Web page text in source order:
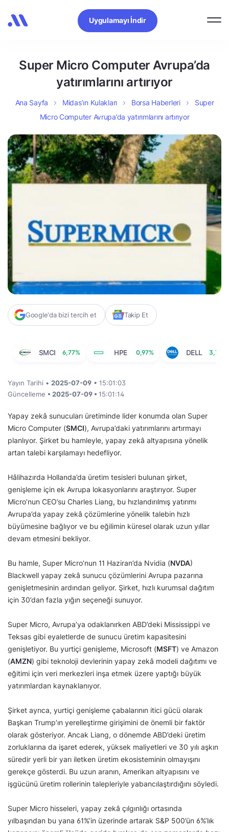
Uygulamayı İndir
Super Micro Computer Avrupa’da
yatırımlarını artırıyor
Ana Sayfa Midas’ın Kulakları Borsa Haberleri
Super
Micro Computer Avrupa’da yatırımlarını artırıyor
Google'da bizi tercih et Takip Et
SMCI 6,77% HPE 0,97% DELL 3,76%
Yayın Tarihi • 2025-07-09 • 15:01:03
Güncelleme • 2025-07-09 • 15:01:14
Yapay zekâ sunucuları üretiminde lider konumda olan Super
Micro Computer (SMCI), Avrupa’daki yatırımlarını artırmayı
planlıyor. Şirket bu hamleyle, yapay zekâ altyapısına yönelik
artan talebi karşılamayı hedefliyor.
Hâlihazırda Hollanda’da üretim tesisleri bulunan şirket,
genişleme için ek Avrupa lokasyonlarını araştırıyor. Super
Micro’nun CEO’su Charles Liang, bu hızlandırılmış yatırımı
Avrupa’da yapay zekâ çözümlerine yönelik talebin hızlı
büyümesine bağlıyor ve bu eğilimin küresel olarak uzun yıllar
devam etmesini bekliyor.
Bu hamle, Super Micro’nun 11 Haziran’da Nvidia (NVDA)
Blackwell yapay zekâ sunucu çözümlerini Avrupa pazarına
genişletmesinin ardından geliyor. Şirket, hızlı kurumsal dağıtım
için 30’dan fazla yığın seçeneği sunuyor.
Super Micro, Avrupa’ya odaklanırken ABD’deki Mississippi ve
Teksas gibi eyaletlerde de sunucu üretim kapasitesini
genişletiyor. Bu yurtiçi genişleme, Microsoft (MSFT) ve Amazon
(AMZN) gibi teknoloji devlerinin yapay zekâ modeli dağıtımı ve
eğitimi için veri merkezleri inşa etmek üzere yaptığı büyük
yatırımlardan kaynaklanıyor.
Şirket ayrıca, yurtiçi genişleme çabalarının itici gücü olarak
Başkan Trump’ın yerelleştirme girişimini de önemli bir faktör
olarak gösteriyor. Ancak Liang, o dönemde ABD’deki üretim
zorluklarına da işaret ederek, yüksek maliyetleri ve 30 yılı aşkın
süredir yerli bir yarı iletken üretim ekosisteminin olmayışını
gerekçe gösterdi. Bu uzun aranın, Amerikan altyapısını ve
işgücünü üretim rollerinin talepleriyle yabancılaştırdığını söyledi.
Super Micro hisseleri, yapay zekâ çılgınlığı ortasında
yılbaşından bu yana 61%’in üzerinde artarak S&P 500’ün 6%’lık